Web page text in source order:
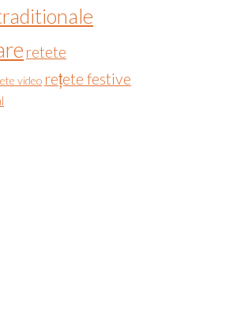
retete
video rețete festive